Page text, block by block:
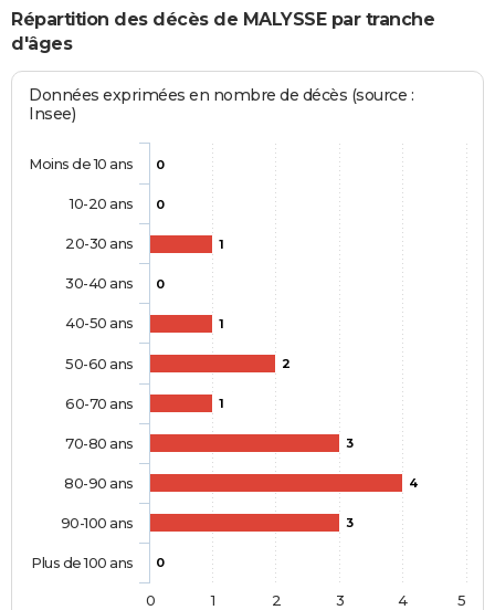
Répartition des décès de MALYSSE par tranche
d'âges
Données exprimées en nombre de décès (source :
Insee)
0
0
1
0
1
2
1
3
4
3
0
Moins de 10 ans
10-20 ans
20-30 ans
30-40 ans
40-50 ans
50-60 ans
60-70 ans
70-80 ans
80-90 ans
90-100 ans
Plus de 100 ans
0 1 2 3 4 5